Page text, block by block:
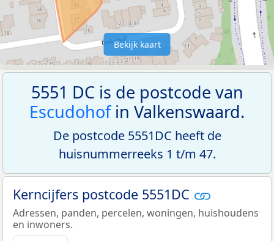
Bekijk kaart
5551 DC is de postcode van
Escudohofin Valkenswaard.
De postcode 5551DC heeft de
huisnummerreeks 1 t/m 47.
Kerncijfers postcode 5551DC
Adressen, panden, percelen, woningen, huishoudens
en inwoners.